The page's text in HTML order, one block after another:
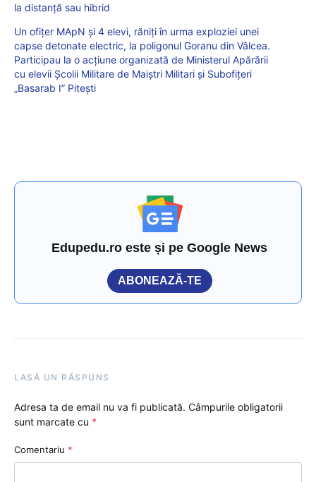
la distanță sau hibrid
Un ofițer MApN și 4 elevi, răniți în urma exploziei unei
capse detonate electric, la poligonul Goranu din Vâlcea.
Participau la o acțiune organizată de Ministerul Apărării
cu elevii Școlii Militare de Maiștri Militari și Subofițeri
„Basarab I” Pitești
Edupedu.ro este și pe Google News
ABONEAZĂ-TE
LASĂ UN RĂSPUNS
Adresa ta de email nu va fi publicată. Câmpurile obligatorii
sunt marcate cu *
Comentariu *